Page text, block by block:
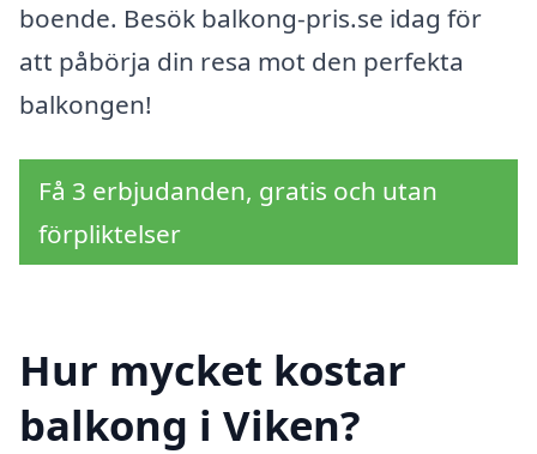
boende. Besök balkong-pris.se idag för
att påbörja din resa mot den perfekta
balkongen!
Få 3 erbjudanden, gratis och utan
förpliktelser
Hur mycket kostar
balkong i Viken?